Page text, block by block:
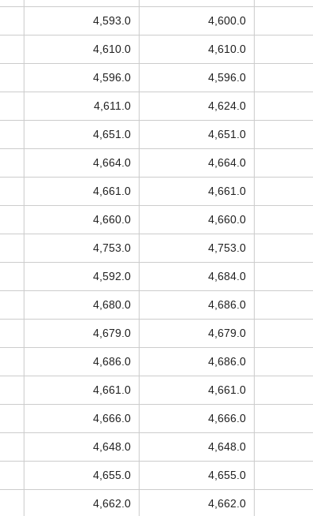
4,593.0 4,600.0
4,610.0 4,610.0
4,596.0 4,596.0
4,611.0 4,624.0
4,651.0 4,651.0
4,664.0 4,664.0
4,661.0 4,661.0
4,660.0 4,660.0
4,753.0 4,753.0
4,592.0 4,684.0
4,680.0 4,686.0
4,679.0 4,679.0
4,686.0 4,686.0
4,661.0 4,661.0
4,666.0 4,666.0
4,648.0 4,648.0
4,655.0 4,655.0
4,662.0 4,662.0